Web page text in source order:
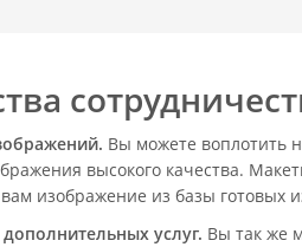
Вы можете воплотить
высокого качества.
изображение из базы готовых
услуг. Вы так же